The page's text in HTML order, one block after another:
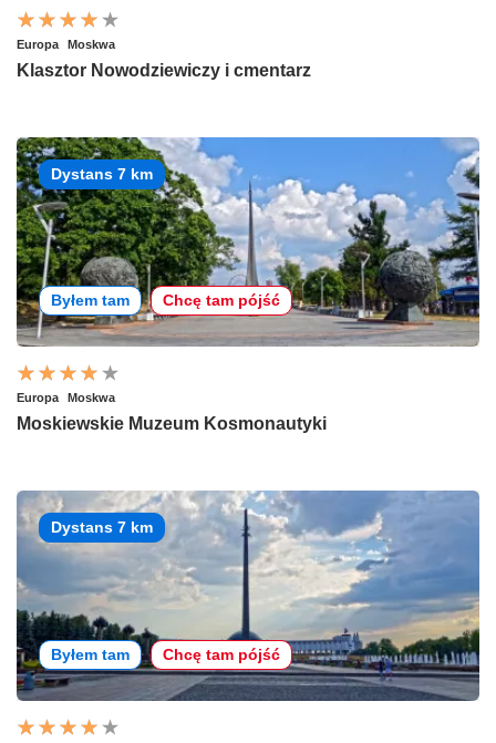
Europa Moskwa
Klasztor Nowodziewiczy i cmentarz
Dystans 7 km
Byłem tam Chcę tam pójść
Europa Moskwa
Moskiewskie Muzeum Kosmonautyki
Dystans 7 km
Byłem tam Chcę tam pójść